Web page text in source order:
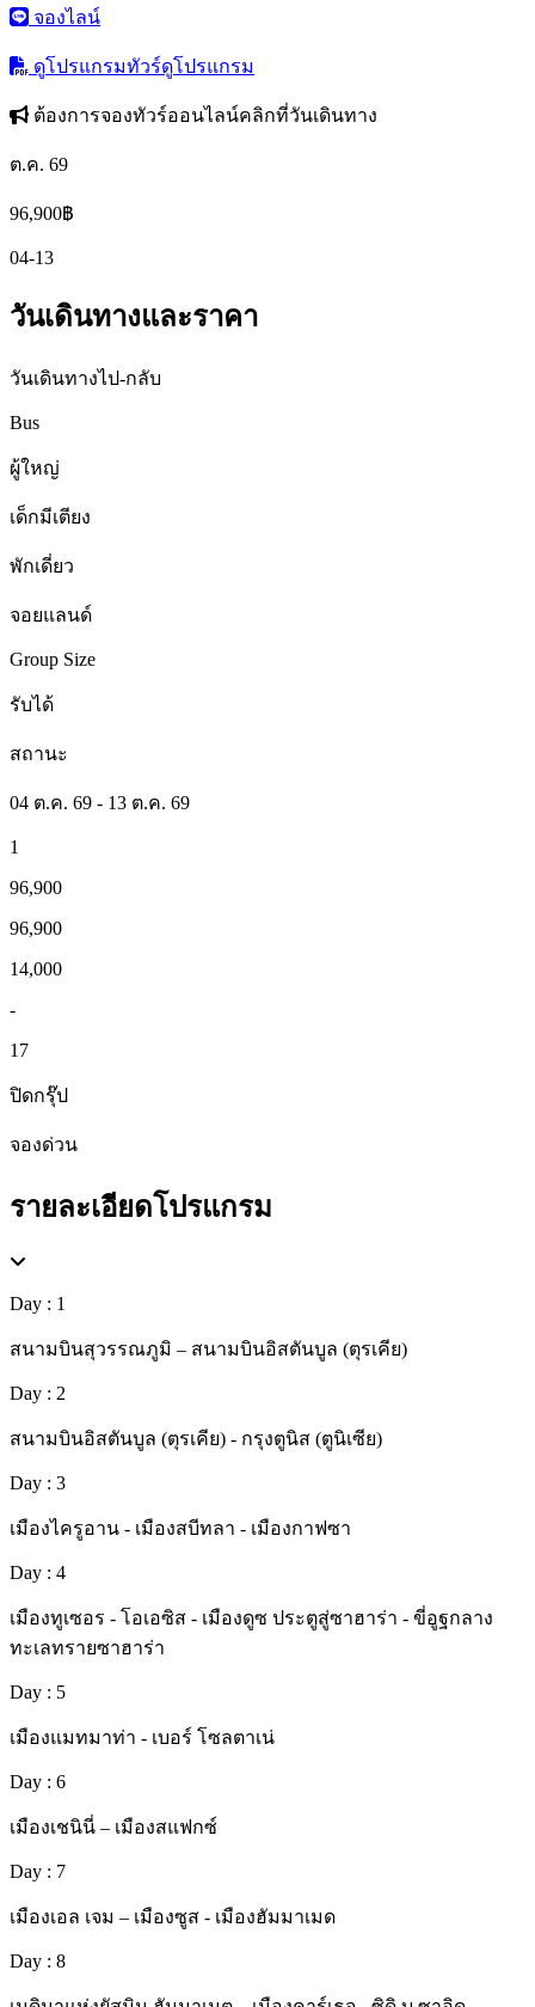
จองไลน์
ดูโปรแกรมทัวร์ดูโปรแกรม
ต้องการจองทัวร์ออนไลน์คลิกที่วันเดินทาง
ต.ค. 69
96,900฿
04-13
วันเดินทางและราคา
วันเดินทางไป-กลับ
Bus
ผู้ใหญ่
เด็กมีเตียง
พักเดี่ยว
จอยแลนด์
Group Size
รับได้
สถานะ
04 ต.ค. 69 - 13 ต.ค. 69
1
96,900
96,900
14,000
-
17
ปิดกรุ๊ป
จองด่วน
รายละเอียดโปรแกรม
Day : 1
สนามบินสุวรรณภูมิ – สนามบินอิสตันบูล (ตุรเคีย)
Day : 2
สนามบินอิสตันบูล (ตุรเคีย) - กรุงตูนิส (ตูนิเซีย)
Day : 3
เมืองไครูอาน - เมืองสบีทลา - เมืองกาฟซา
Day : 4
เมืองทูเซอร - โอเอซิส - เมืองดูซ ประตูสู่ซาฮาร่า - ขี่อูฐกลาง
ทะเลทรายซาฮาร่า
Day : 5
เมืองแมทมาท่า - เบอร์ โซลตาเน่
Day : 6
เมืองเชนินี่ – เมืองสแฟกซ์
Day : 7
เมืองเอล เจม – เมืองซูส - เมืองฮัมมาเมด
Day : 8